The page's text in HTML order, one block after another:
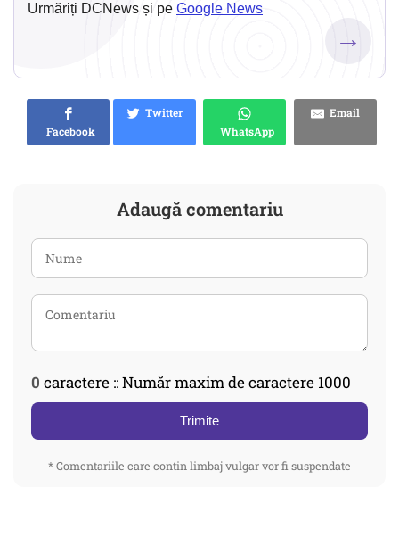
Urmăriți DCNews și pe Google News
→
Facebook
Twitter
WhatsApp
Email
Adaugă comentariu
0 caractere :: Număr maxim de caractere 1000
Trimite
* Comentariile care contin limbaj vulgar vor fi suspendate